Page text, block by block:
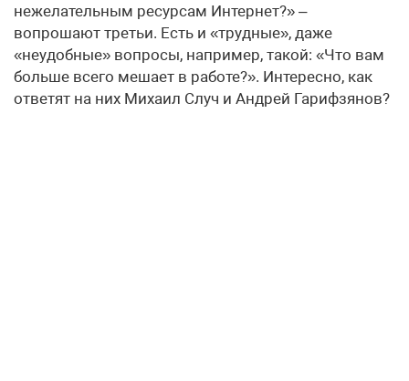
нежелательным ресурсам Интернет?» –
вопрошают третьи. Есть и «трудные», даже
«неудобные» вопросы, например, такой: «Что вам
больше всего мешает в работе?». Интересно, как
ответят на них Михаил Случ и Андрей Гарифзянов?